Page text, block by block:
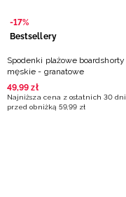
-17%
Bestsellery
Spodenki plażowe boardshorty
męskie - granatowe
49,99 zł
Najniższa cena z ostatnich 30 dni
przed obniżką 59,99 zł